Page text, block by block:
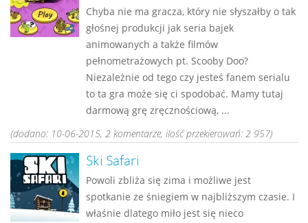
Chyba nie ma gracza, który nie słyszałby o tak
głośnej produkcji jak seria bajek
animowanych a także filmów
pełnometrażowych pt. Scooby Doo?
Niezależnie od tego czy jesteś fanem serialu
to ta gra może się ci spodobać. Mamy tutaj
darmową grę zręcznościową, ...
(dodano: 10-06-2015, 2 komentarze, ilość przekierowań: 2 957)
Ski Safari
Powoli zbliża się zima i możliwe jest
spotkanie ze śniegiem w najbliższym czasie. I
właśnie dlatego miło jest się nieco